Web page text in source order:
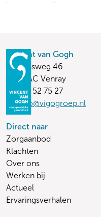
Vincent van Gogh
Stationsweg 46
5803 AC Venray
(0478) 52 75 27
vvginfo@vigogroep.nl
Direct naar
Zorgaanbod
Klachten
Over ons
Werken bij
Actueel
Ervaringsverhalen